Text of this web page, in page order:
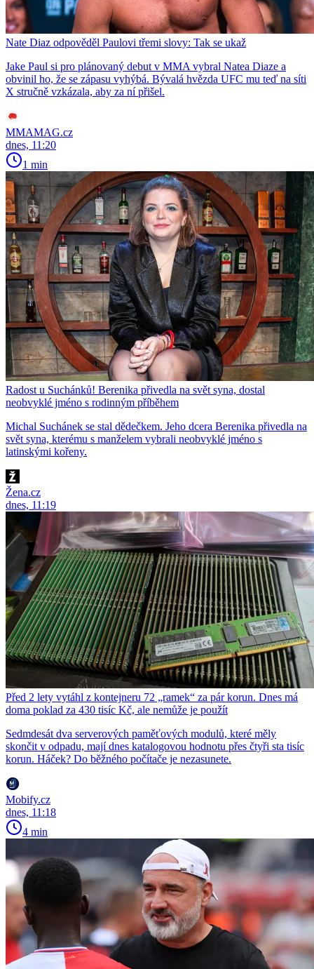
Nate Diaz odpověděl Paulovi třemi slovy: Tak se ukaž
Jake Paul si pro plánovaný debut v MMA vybral Natea Diaze a
obvinil ho, že se zápasu vyhýbá. Bývalá hvězda UFC mu teď na síti
X stručně vzkázala, aby za ní přišel.
MMAMAG.cz
dnes, 11:20
1 min
Radost u Suchánků! Berenika přivedla na svět syna, dostal
neobvyklé jméno s rodinným příběhem
Michal Suchánek se stal dědečkem. Jeho dcera Berenika přivedla na
svět syna, kterému s manželem vybrali neobvyklé jméno s
latinskými kořeny.
Žena.cz
dnes, 11:19
Před 2 lety vytáhl z kontejneru 72 „ramek“ za pár korun. Dnes má
doma poklad za 430 tisíc Kč, ale nemůže je použít
Sedmdesát dva serverových paměťových modulů, které měly
skončit v odpadu, mají dnes katalogovou hodnotu přes čtyři sta tisíc
korun. Háček? Do běžného počítače je nezasunete.
Mobify.cz
dnes, 11:18
4 min